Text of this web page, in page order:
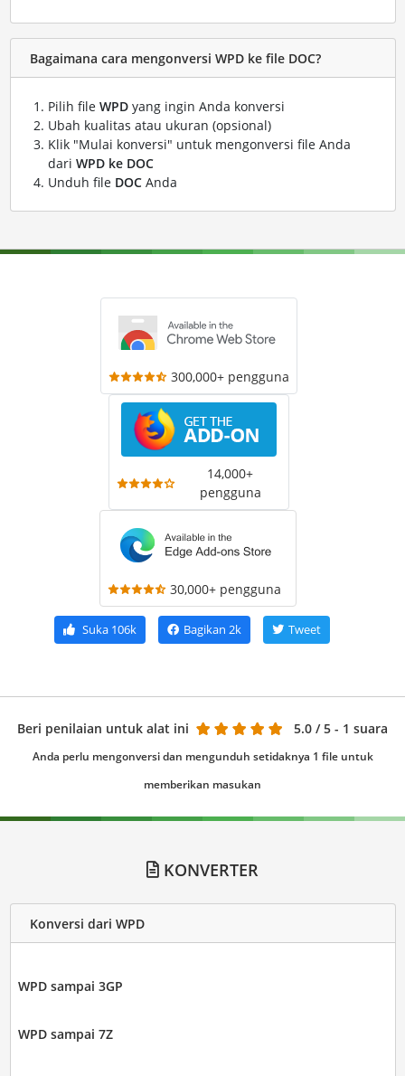
Bagaimana cara mengonversi WPD ke file DOC?
Pilih file WPDyang ingin Anda konversi
Ubah kualitas atau ukuran (opsional)
Klik "Mulai konversi" untuk mengonversi file Anda
dari WPD ke DOC
Unduh file DOCAnda
300,000+ pengguna
14,000+
pengguna
30,000+ pengguna
Suka106k Bagikan 2k Tweet
Beri penilaian untuk alat ini 5.0 / 5 - 1 suara
Anda perlu mengonversi dan mengunduh setidaknya 1 file untuk
memberikan masukan
KONVERTER
Konversi dari WPD
WPD sampai 3GP
WPD sampai 7Z